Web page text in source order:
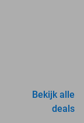
Bekijk alle
deals
favorite_border